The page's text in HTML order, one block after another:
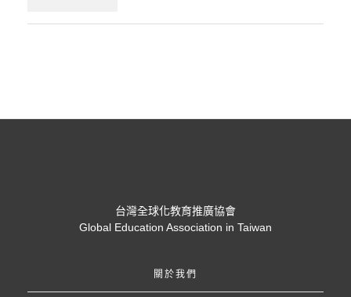
台灣全球化教育推廣協會
Global Education Association in Taiwan
關於我們